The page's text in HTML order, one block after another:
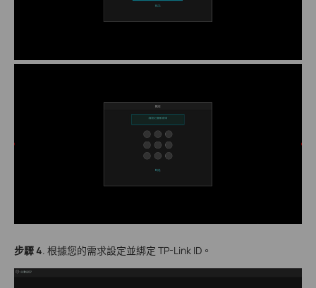
步驟 4 . 根據您的需求設定並綁定 TP-Link ID。